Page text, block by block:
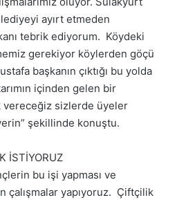
ayırt etmeden
tebrik ediyorum. Köydeki
gerekiyor köylerden göçü
başkanın çıktığı bu yolda
içinden gelen bir
sizlerde üyeler
şekillinde konuştu.
İSTİYORUZ
bu işi yapması ve
çalışmalar yapıyoruz. Çiftçilik